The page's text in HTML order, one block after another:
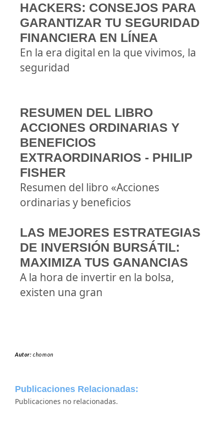
HACKERS: CONSEJOS PARA
GARANTIZAR TU SEGURIDAD
FINANCIERA EN LÍNEA
En la era digital en la que vivimos, la
seguridad
RESUMEN DEL LIBRO
ACCIONES ORDINARIAS Y
BENEFICIOS
EXTRAORDINARIOS - PHILIP
FISHER
Resumen del libro «Acciones
ordinarias y beneficios
LAS MEJORES ESTRATEGIAS
DE INVERSIÓN BURSÁTIL:
MAXIMIZA TUS GANANCIAS
A la hora de invertir en la bolsa,
existen una gran
Autor:chomon
Publicaciones Relacionadas:
Publicaciones no relacionadas.